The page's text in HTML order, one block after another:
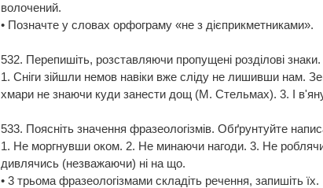
волочений.
• Позначте у словах орфограму «не з дієприкметниками».
532. Перепишіть, розставляючи пропущені розділові
1. Сніги зійшли немов навіки вже сліду не лишивши нам.
хмари не знаючи куди занести дощ (М. Стельмах). 3. І
533. Поясніть значення фразеологізмів. Обґрунтуйте
1. Не моргнувши оком. 2. Не минаючи нагоди. 3. Не
дивлячись (незважаючи) ні на що.
• 3 трьома фразеологізмами складіть речення, запишіть їх.